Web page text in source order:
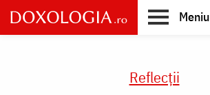
Skip
to
main
Meniu
Reflecții